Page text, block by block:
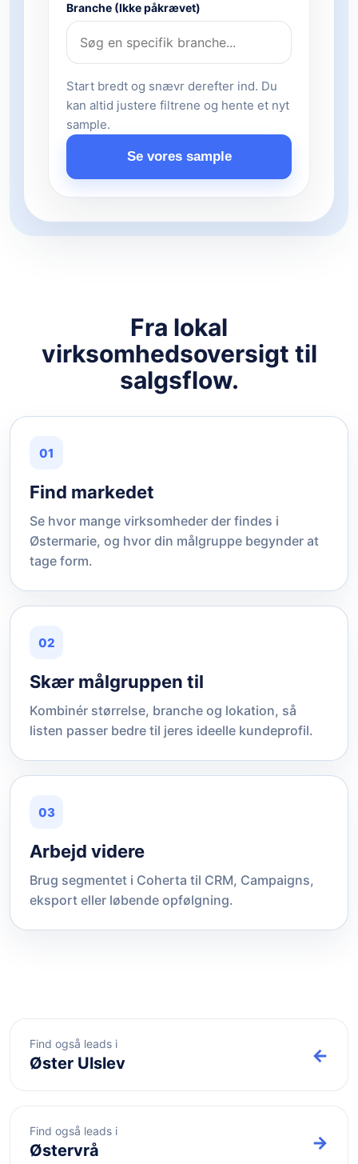
Branche (Ikke påkrævet)
Start bredt og snævr derefter ind. Du
kan altid justere filtrene og hente et nyt
sample.
Se vores sample
Fra lokal
virksomhedsoversigt til
salgsflow.
01
Find markedet
Se hvor mange virksomheder der findes i
Østermarie, og hvor din målgruppe begynder at
tage form.
02
Skær målgruppen til
Kombinér størrelse, branche og lokation, så
listen passer bedre til jeres ideelle kundeprofil.
03
Arbejd videre
Brug segmentet i Coherta til CRM, Campaigns,
eksport eller løbende opfølgning.
Find også leads i
Øster Ulslev ←
Find også leads i
Østervrå →